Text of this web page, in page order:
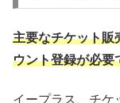
主要なチケット販
ウント登録が必要
イープラス、チケ